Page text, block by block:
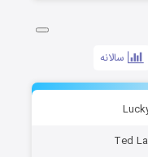
سالانه